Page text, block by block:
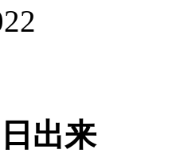
出来